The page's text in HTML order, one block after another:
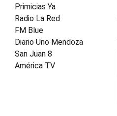
Primicias Ya
Radio La Red
FM Blue
Diario Uno Mendoza
San Juan 8
América TV